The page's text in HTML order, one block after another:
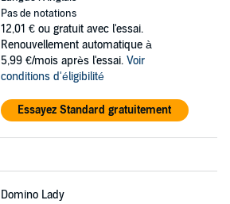
Pas de notations
12,01 € ou gratuit avec l'essai.
Renouvellement automatique à
5,99 €/mois après l'essai. Voir
conditions d'éligibilité
Essayez Standard gratuitement
Domino Lady